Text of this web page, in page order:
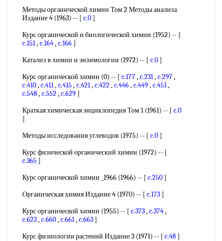
Методы органической химии Том 2 Методы анализа
Издание 4 (1963) -- [ c.0]
Курс органической и биологической химии (1952) -- [
c.151,c.164,c.166]
Катализ в химии и энзимологии (1972) -- [ c.0]
Курс органической химии (0) -- [ c.177,c.231,c.297,
c.410,c.411,c.415 ,c.421,c.422,c.446,c.449,c.451,
c.548,c.552,c.629]
Краткая химическая энциклопедия Том 1 (1961) -- [ c.0
]
Методы исследования углеводов (1975) -- [ c.0]
Курс физической органический химии (1972) -- [
c.365 ]
Курс органической химии _1966 (1966) -- [ c.250]
Органическая химия Издание 4 (1970) -- [ c.173]
Курс органической химии (1955) -- [ c.373,c.374,
c.623,c.660,c.661,c.663]
Курс физиологии растений Издание 3 (1971) -- [ c.48]